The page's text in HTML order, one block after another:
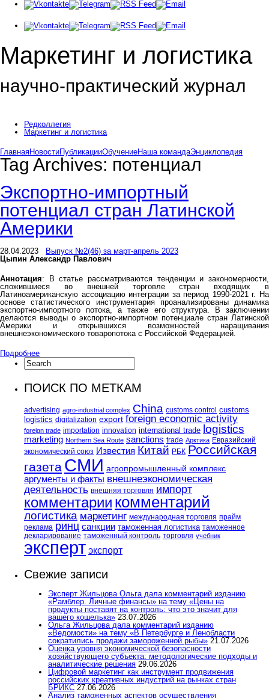
Маркетинг и логистика
научно-практический журнал
Редколлегия
Маркетинг и логистика
ГлавнаяНовостиПубликацииОбучениеНаша командаЭнциклопедия
Tag Archives: потенциал
Экспортно-импортный
потенциал стран Латинской
Америки
28.04.2023
Выпуск №2(46) за март-апрель 2023
Цыпин Александр Павлович
Аннотация: В статье рассматриваются тенденции и закономерности,
сложившиеся во внешней торговле стран входящих в
Латиноамериканскую ассоциацию интеграции за период 1990-2021 г. На
основе статистического инструментария проанализированы динамика
экспортно-импортного потока, а также его структура. В заключении
делаются выводы о экспортно-импортном потенциале стран Латинской
Америки и открывшихся возможностей наращивания
внешнеэкономического товаропотока с Российской Федерацией.
Подробнее
ПОИСК ПО МЕТКАМ
advertising agro-industrial complex China customs control customs
logistics digitalization export foreign economic activity
foreign trade importation innovation international trade logistics
marketing Northern Sea Route sanctions trade Арктика Евразийский
экономический союз Известия Китай РБК Российская
газета СМИ агропромышленный комплекс
аргументы и факты внешнеэкономическая
деятельность внешняя торговля импорт
комментарии комментарий
логистика маркетинг международная торговля прайм
реклама ринц санкции таможенная логистика таможенное
декларирование таможенный контроль торговля учебник
эксперт экспорт
Свежие записи
Эксперт Жильцова Ольга дала комментарий изданию
«Рамблер. Личные финансы» на тему «Цены на
продукты поставят на контроль: что это значит для
вашего кошелька» 23.07.2026
Ольга Жильцова дала комментарий изданию
«Ведомости» на тему «В Петербурге и Ленобласти
сократились продажи замороженной рыбы» 21.07.2026
Оценка уровня экономической безопасности
хозяйствующего субъекта: методологические подходы и
аналитические решения 29.06.2026
Цифровой маркетинг как инструмент продвижения
российских креативных индустрий на рынках стран
БРИКС 27.06.2026
Анализ таможенных аспектов осуществления